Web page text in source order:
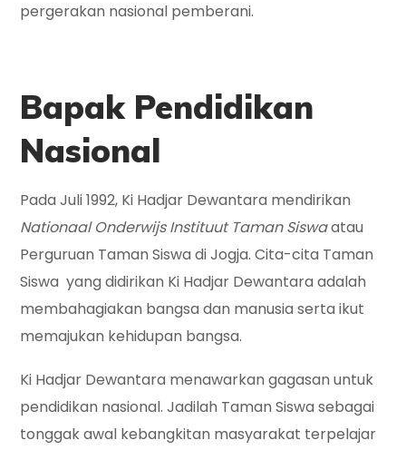
pergerakan nasional pemberani.
Bapak Pendidikan
Nasional
Pada Juli 1992, Ki Hadjar Dewantara mendirikan
Nationaal Onderwijs Instituut Taman Siswaatau
Perguruan Taman Siswa di Jogja. Cita-cita Taman
Siswa yang didirikan Ki Hadjar Dewantara adalah
membahagiakan bangsa dan manusia serta ikut
memajukan kehidupan bangsa.
Ki Hadjar Dewantara menawarkan gagasan untuk
pendidikan nasional. Jadilah Taman Siswa sebagai
tonggak awal kebangkitan masyarakat terpelajar